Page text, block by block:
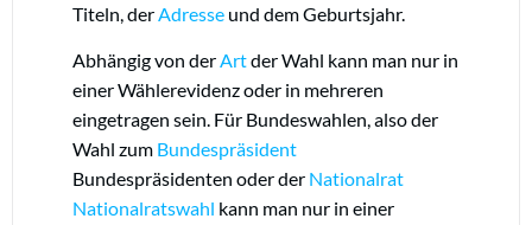
Titeln, derAdresse und dem Geburtsjahr.
Abhängig von derArtder Wahl kann man nur in
einer Wählerevidenz oder in mehreren
eingetragen sein. Für Bundeswahlen, also der
Wahl zum Bundespräsident
Bundespräsidenten oder der Nationalrat
Nationalratswahl kann man nur in einer